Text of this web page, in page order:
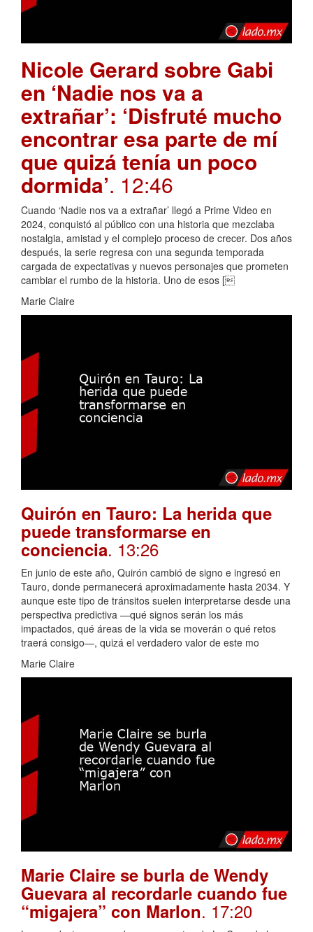
Nicole Gerard sobre Gabi
en ‘Nadie nos va a
extrañar’: ‘Disfruté mucho
encontrar esa parte de mí
que quizá tenía un poco
dormida’. 12:46
Cuando ‘Nadie nos va a extrañar’ llegó a Prime Video en
2024, conquistó al público con una historia que mezclaba
nostalgia, amistad y el complejo proceso de crecer. Dos años
después, la serie regresa con una segunda temporada
cargada de expectativas y nuevos personajes que prometen
cambiar el rumbo de la historia. Uno de esos [
Marie Claire
Quirón en Tauro: La herida que
puede transformarse en
conciencia. 13:26
En junio de este año, Quirón cambió de signo e ingresó en
Tauro, donde permanecerá aproximadamente hasta 2034. Y
aunque este tipo de tránsitos suelen interpretarse desde una
perspectiva predictiva —qué signos serán los más
impactados, qué áreas de la vida se moverán o qué retos
traerá consigo—, quizá el verdadero valor de este mo
Marie Claire
Marie Claire se burla de Wendy
Guevara al recordarle cuando fue
“migajera” con Marlon. 17:20